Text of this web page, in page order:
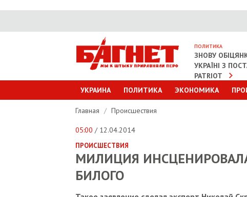
ПОЛИТИКА
ЗНОВУ
УКРАЇНІ З
PATRIOT
УКРАИНА ПОЛИТИКА ЭКОНОМИКА
Главная / Происшествия
05:00 / 12.04.2014
ПРОИСШЕСТВИЯ
МИЛИЦИЯ
БИЛОГО